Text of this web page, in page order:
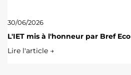
30/06/2026
L'IET mis à l'honneur par Bref Eco
Lire l'article →